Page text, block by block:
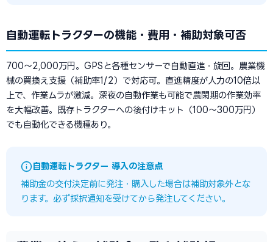
自動運転トラクターの機能・費用・補助対象可否
700〜2,000万円。GPSと各種センサーで自動直進・旋回。農業機
械の買換え支援（補助率1/2）で対応可。直進精度が人力の10倍以
上で、作業ムラが激減。深夜の自動作業も可能で農閑期の作業効率
を大幅改善。既存トラクターへの後付けキット（100〜300万円）
でも自動化できる機種あり。
自動運転トラクター 導入の注意点
補助金の交付決定前に発注・購入した場合は補助対象外とな
ります。必ず採択通知を受けてから発注してください。